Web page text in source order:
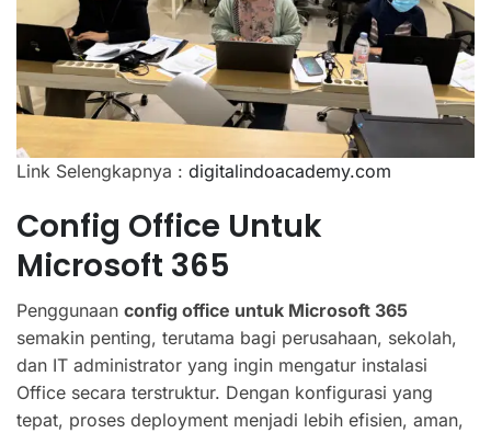
Link Selengkapnya : digitalindoacademy.com
Config Office Untuk
Microsoft 365
Penggunaan config office untuk Microsoft 365
semakin penting, terutama bagi perusahaan, sekolah,
dan IT administrator yang ingin mengatur instalasi
Office secara terstruktur. Dengan konfigurasi yang
tepat, proses deployment menjadi lebih efisien, aman,